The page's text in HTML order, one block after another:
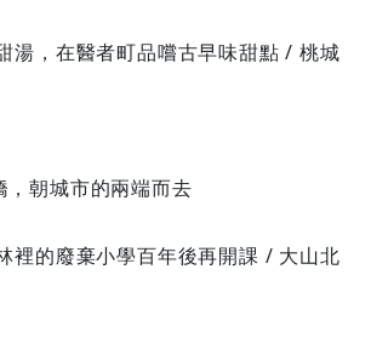
湯，在醫者町品嚐古早味甜點 / 桃城
，朝城市的兩端而去
裡的廢棄小學百年後再開課 / 大山北